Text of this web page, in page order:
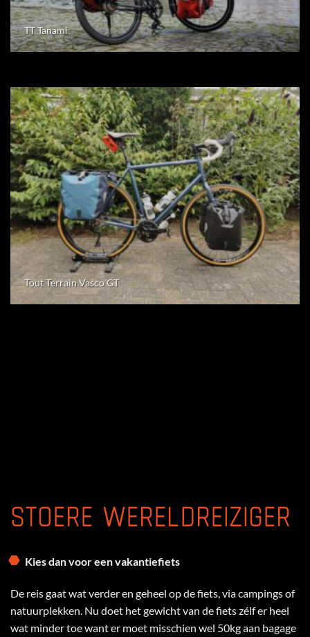
TT Tanami
Tout Terrain Vasco GT
STOERE WERELDREIZIGER
Kies dan voor een vakantiefiets
De reis gaat wat verder en geheel op de fiets, via campings of
natuurplekken. Nu doet het gewicht van de fiets zélf er heel
wat minder toe want er moet misschien wel 50kg aan bagage